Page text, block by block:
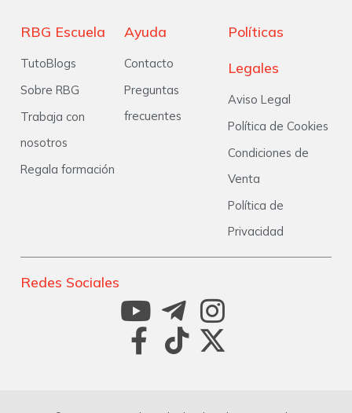
RBG Escuela
TutoBlogs
Sobre RBG
Trabaja con
nosotros
Regala formación
Ayuda
Contacto
Preguntas
frecuentes
Políticas
Legales
Aviso Legal
Política de Cookies
Condiciones de
Venta
Política de
Privacidad
Redes Sociales